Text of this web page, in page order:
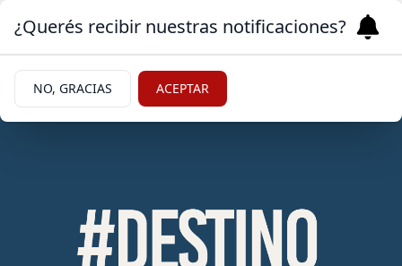
¿Querés recibir nuestras notificaciones?
NO, GRACIAS ACEPTAR